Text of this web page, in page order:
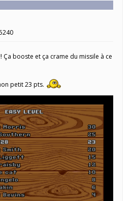
Ça booste et ça crame du missile à ce
petit 23 pts.